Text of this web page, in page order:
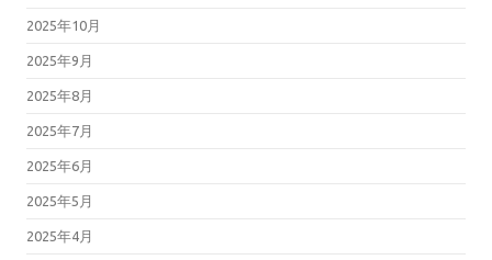
2025年10月
2025年9月
2025年8月
2025年7月
2025年6月
2025年5月
2025年4月